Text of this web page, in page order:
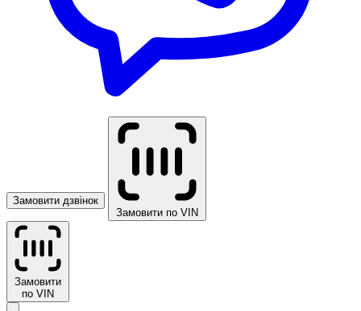
Замовити дзвінок
Замовити по VIN
Замовити
по VIN